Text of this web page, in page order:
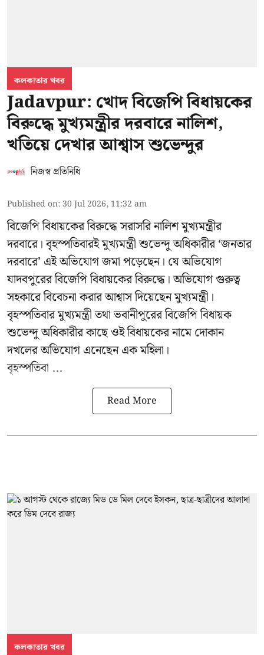
কলকাতার খবর
Jadavpur: খোদ বিজেপি বিধায়কের
বিরুদ্ধে মুখ্যমন্ত্রীর দরবারে নালিশ,
খতিয়ে দেখার আশ্বাস শুভেন্দুর
নিজস্ব প্রতিনিধি
Published on: 30 Jul 2026, 11:32 am
বিজেপি বিধায়কের বিরুদ্ধে সরাসরি নালিশ মুখ্যমন্ত্রীর
দরবারে। বৃহস্পতিবারই মুখ্যমন্ত্রী শুভেন্দু অধিকারীর ‘জনতার
দরবারে’ এই অভিযোগ জমা পড়েছেন। যে অভিযোগ
যাদবপুরের বিজেপি বিধায়কের বিরুদ্ধে। অভিযোগ গুরুত্ব
সহকারে বিবেচনা করার আশ্বাস দিয়েছেন মুখ্যমন্ত্রী।
বৃহস্পতিবার মুখ্যমন্ত্রী তথা ভবানীপুরের বিজেপি বিধায়ক
শুভেন্দু অধিকারীর কাছে ওই বিধায়কের নামে দোকান
দখলের অভিযোগ এনেছেন এক মহিলা।
বৃহস্পতিবা ...
Read More
কলকাতার খবর